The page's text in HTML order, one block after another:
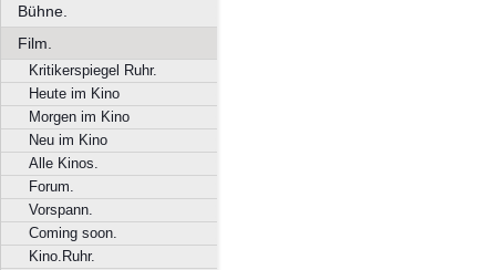
Bühne.
Film.
Kritikerspiegel Ruhr.
Heute im Kino
Morgen im Kino
Neu im Kino
Alle Kinos.
Forum.
Vorspann.
Coming soon.
Kino.Ruhr.